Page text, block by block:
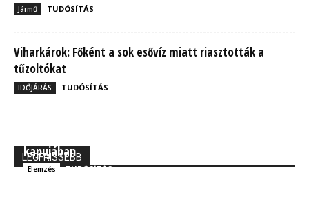
Jármű TUDÓSÍTÁS
Viharkárok: Főként a sok esővíz miatt riasztották a
tűzoltókat
IDŐJÁRÁS TUDÓSÍTÁS
LEGFRISSEBB
kapujában
Elemzés TUDÓSÍTÁS